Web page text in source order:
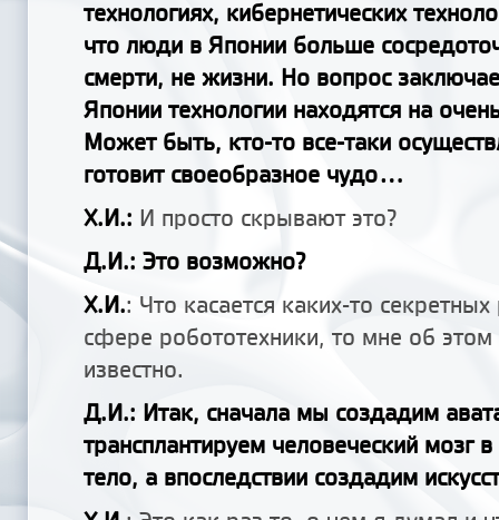
технологиях, кибернетических
что люди в Японии больше
смерти, не жизни. Но вопрос
Японии технологии находятся на
Может быть, кто-то все-таки
готовит своеобразное чудо...
Х.И.: И просто скрывают это?
Д.И.: Это возможно?
Х.И.: Что касается каких-то
сфере робототехники, то мне об этом
известно.
Д.И.: Итак, сначала мы создадим
трансплантируем человеческий мозг в
тело, а впоследствии создадим